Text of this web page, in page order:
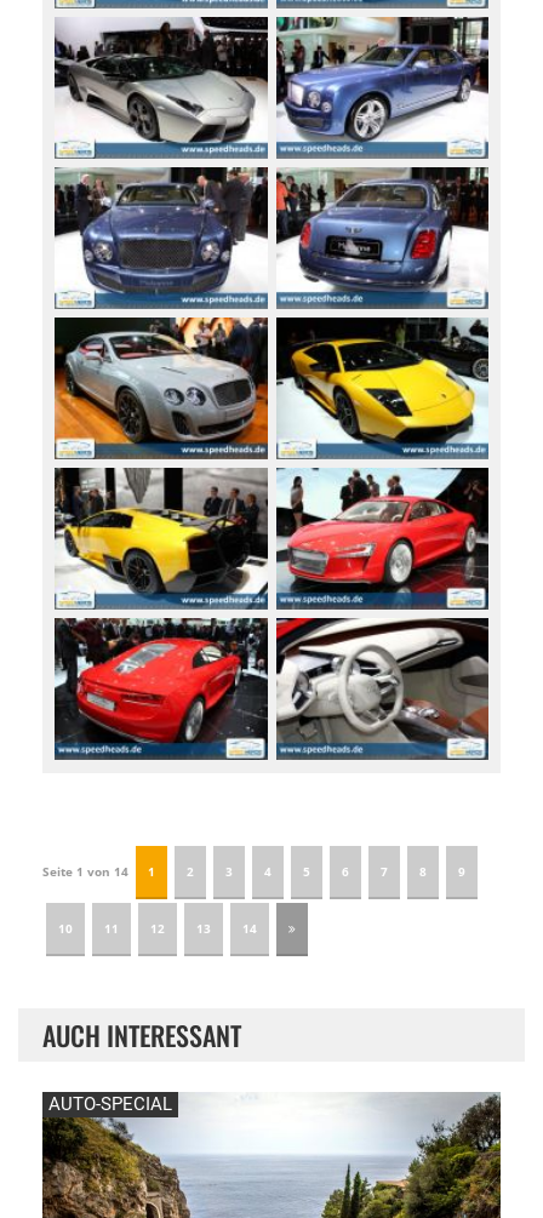
Seite 1 von 14 1 2 3 4 5 6 7 8 9
10 11 12 13 14
AUCH INTERESSANT
AUTO-SPECIAL